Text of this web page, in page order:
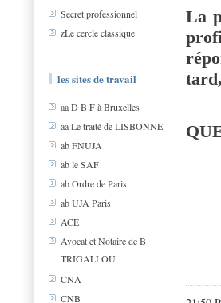
Secret professionnel
zLe cercle classique
les sites de travail
aa D B F à Bruxelles
aa Le traité de LISBONNE
ab FNUJA
ab le SAF
ab Ordre de Paris
ab UJA Paris
ACE
Avocat et Notaire de B
TRIGALLOU
CNA
CNB
La